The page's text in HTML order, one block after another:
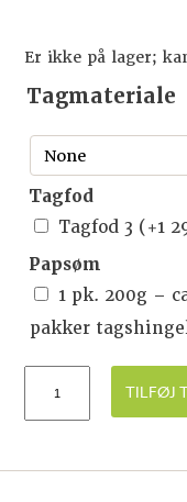
Er ikke på lager;
Tagmateriale
Tagfod
Tagfod 3 (+1
Papsøm
1 pk. 200g –
pakker
TILFØJ